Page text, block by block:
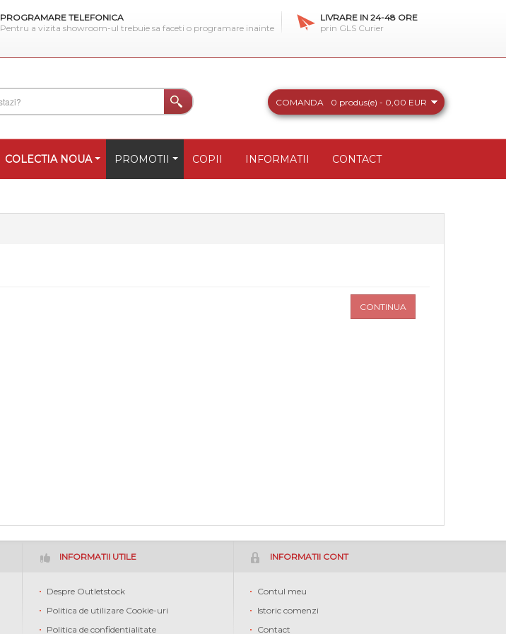
PROGRAMARE TELEFONICA
Pentru a vizita showroom-ul trebuie sa faceti o programare inainte
LIVRARE IN 24-48 ORE
prin GLS Curier
COMANDA 0 produs(e) - 0,00 EUR
COLECTIA NOUA PROMOTII COPII INFORMATII CONTACT
CONTINUA
INFORMATII UTILE
Despre Outletstock
Politica de utilizare Cookie-uri
Politica de confidentialitate
INFORMATII CONT
Contul meu
Istoric comenzi
Contact